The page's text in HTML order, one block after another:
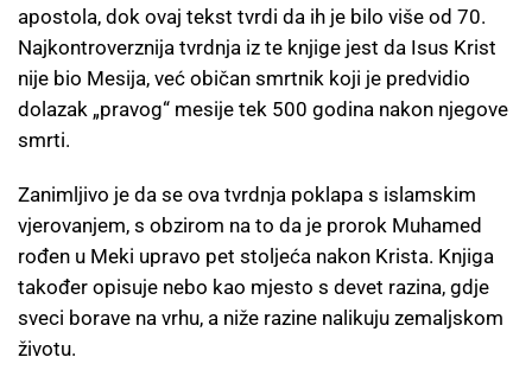
apostola, dok ovaj tekst tvrdi da ih je bilo više od 70.
Najkontroverznija tvrdnja iz te knjige jest da Isus Krist
nije bio Mesija, već običan smrtnik koji je predvidio
dolazak „pravog“ mesije tek 500 godina nakon njegove
smrti.
Zanimljivo je da se ova tvrdnja poklapa s islamskim
vjerovanjem, s obzirom na to da je prorok Muhamed
rođen u Meki upravo pet stoljeća nakon Krista. Knjiga
također opisuje nebo kao mjesto s devet razina, gdje
sveci borave na vrhu, a niže razine nalikuju zemaljskom
životu.